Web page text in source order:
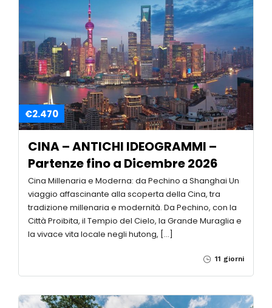
Tour Cina – ESSENZE DI INCENSI Il viaggio da Roma a
Pechino combina storia e modernità. A Pechino si
visitano la Grande Muraglia, la Città Proibita, il Palazzo
d’Estate e i suggestivi Hutong, con tappe culinarie
come l’Anatra Laccata. A […]
9 giorni
CINA – ANTICHI IDEOGRAMMI –